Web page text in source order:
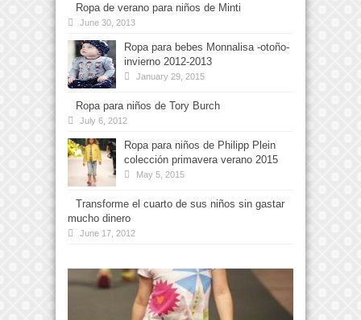
Ropa de verano para niños de Minti
June 30, 2013
Ropa para bebes Monnalisa -otoño-
invierno 2012-2013
January 29, 2015
Ropa para niños de Tory Burch
July 6, 2012
Ropa para niños de Philipp Plein
colección primavera verano 2015
May 5, 2015
Transforme el cuarto de sus niños sin gastar
mucho dinero
June 17, 2012